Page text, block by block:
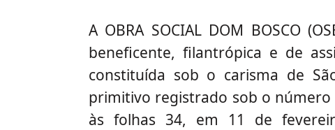
A OBRA SOCIAL DOM BOSCO
beneficente, filantrópica e de
constituída sob o carisma de
primitivo registrado sob o número
às folhas 34, em 11 de